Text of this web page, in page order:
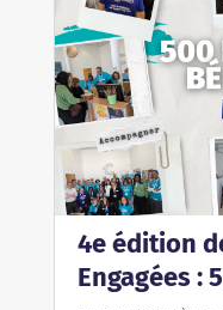
4e édition
Engagées :